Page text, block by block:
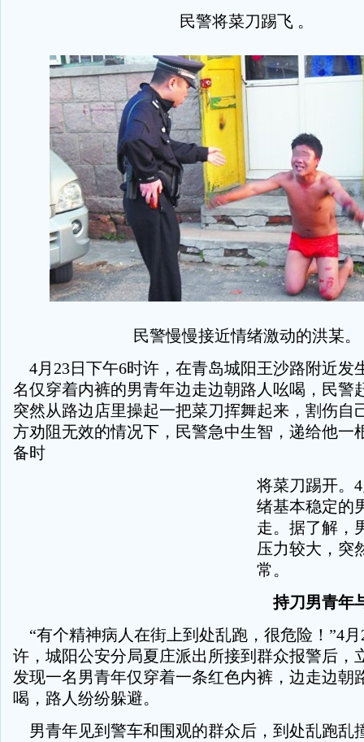
民警将菜刀踢飞 。
民警慢慢接近情绪激动的洪某。
4月23日下午6时许，在青岛城阳王沙路附近发
名仅穿着内裤的男青年边走边朝路人吆喝，民警
突然从路边店里操起一把菜刀挥舞起来，割伤自
方劝阻无效的情况下，民警急中生智，递给他一
备时
将菜刀踢开。
绪基本稳定的
走。据了解，
压力较大，突
常。
持刀男青年
“有个精神病人在街上到处乱跑，很危险！”4月
许，城阳公安分局夏庄派出所接到群众报警后，
发现一名男青年仅穿着一条红色内裤，边走边朝
喝，路人纷纷躲避。
男青年见到警车和围观的群众后，到处乱跑乱